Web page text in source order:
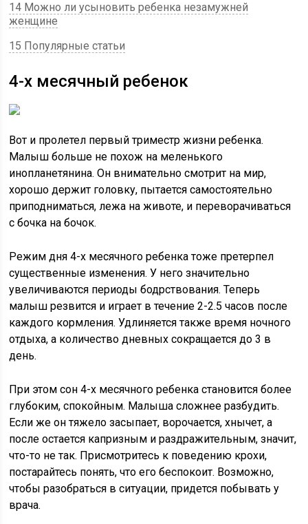
14 Можно ли усыновить ребенка незамужней
женщине
15 Популярные статьи
4-х месячный ребенок
Вот и пролетел первый триместр жизни ребенка.
Малыш больше не похож на меленького
инопланетянина. Он внимательно смотрит на мир,
хорошо держит головку, пытается самостоятельно
приподниматься, лежа на животе, и переворачиваться
с бочка на бочок.
Режим дня 4-х месячного ребенка тоже претерпел
существенные изменения. У него значительно
увеличиваются периоды бодрствования. Теперь
малыш резвится и играет в течение 2-2.5 часов после
каждого кормления. Удлиняется также время ночного
отдыха, а количество дневных сокращается до 3 в
день.
При этом сон 4-х месячного ребенка становится более
глубоким, спокойным. Малыша сложнее разбудить.
Если же он тяжело засыпает, ворочается, хнычет, а
после остается капризным и раздражительным, значит,
что-то не так. Присмотритесь к поведению крохи,
постарайтесь понять, что его беспокоит. Возможно,
чтобы разобраться в ситуации, придется побывать у
врача.